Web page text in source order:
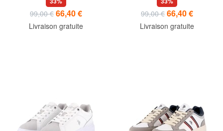
99,00 € 66,40 €
Livraison gratuite
99,00 € 66,40 €
Livraison gratuite